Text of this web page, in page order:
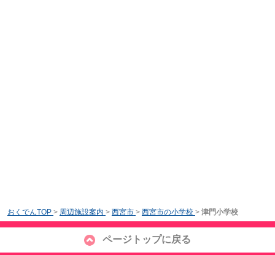
おくでんTOP > 周辺施設案内 > 西宮市 > 西宮市の小学校 > 津門小学校
ページトップに戻る